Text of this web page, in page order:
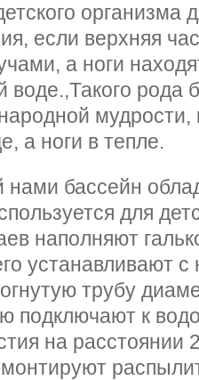
организма
если верхняя
а ноги
воде.,Такого рода
мудрости,
а ноги в тепле.
бассейн
для
наполняют
устанавливают
трубу
подключают к
на расстоянии